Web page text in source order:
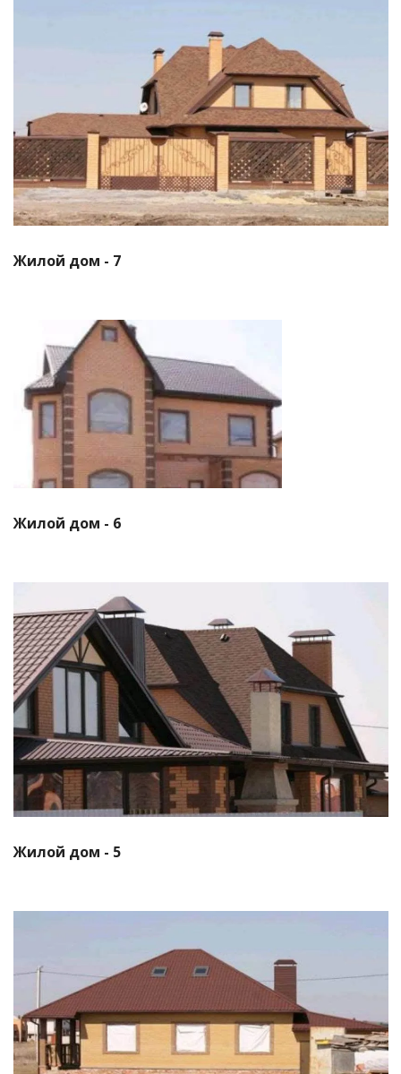
Смотреть проект
Жилой дом - 7
Смотреть проект
Жилой дом - 6
Смотреть проект
Жилой дом - 5
Смотреть проект